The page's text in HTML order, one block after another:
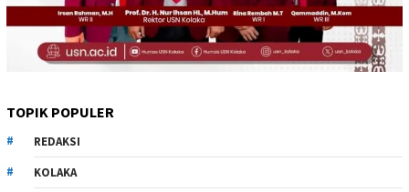
TOPIK POPULER
REDAKSI
KOLAKA